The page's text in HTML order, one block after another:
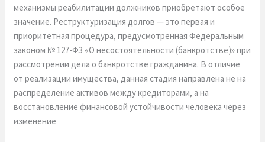
механизмы реабилитации должников приобретают особое
значение. Реструктуризация долгов — это первая и
приоритетная процедура, предусмотренная Федеральным
законом № 127-ФЗ «О несостоятельности (банкротстве)» при
рассмотрении дела о банкротстве гражданина. В отличие
от реализации имущества, данная стадия направлена не на
распределение активов между кредиторами, а на
восстановление финансовой устойчивости человека через
изменение
в
судебном
порядке